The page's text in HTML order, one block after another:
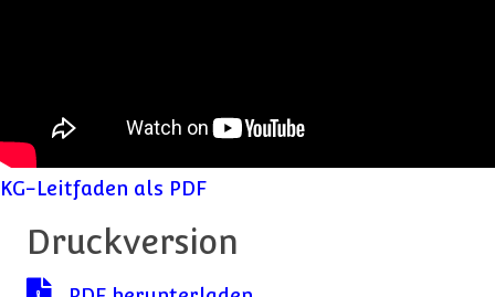
KG-Leitfaden als PDF
Druckversion
PDF herunterladen